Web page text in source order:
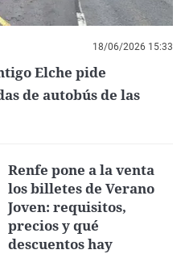
18/06/2026 15:33
Elche pide
de autobús de las
Renfe pone a la venta
los billetes de Verano
Joven: requisitos,
precios y qué
descuentos hay